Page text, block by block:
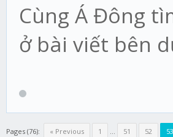
Cùng Á Đông
ở bài viết bên
Pages (76): « Previous 1 ... 51 52 53